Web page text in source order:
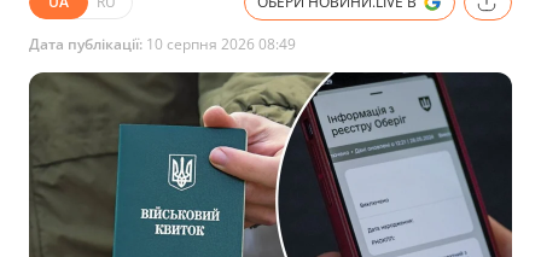
Дата публікації: 10 серпня 2026 08:49